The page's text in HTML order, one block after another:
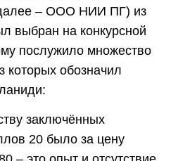
– ООО НИИ ПГ) из
выбран на конкурсной
послужило множество
которых обозначил
заключённых
20 было за цену